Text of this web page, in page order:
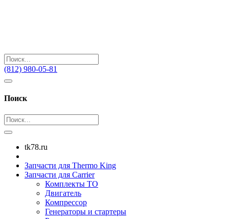
(812) 980-05-81
Поиск
tk78.ru
Запчасти для Thermo King
Запчасти для Carrier
Комплекты ТО
Двигатель
Компрессор
Генераторы и стартеры